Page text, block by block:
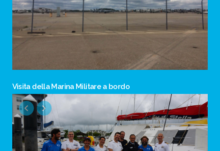
Visita della Marina Militare a bordo